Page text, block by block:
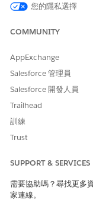
生命科學組織可以
言至關重要。
您的隱私選擇
COMMUNITY
AppExchange
Salesforce 管理員
Salesforce 開發人員
Trailhead
訓練
Trust
SUPPORT & SERVICES
需要協助嗎？尋找更多
家連線。